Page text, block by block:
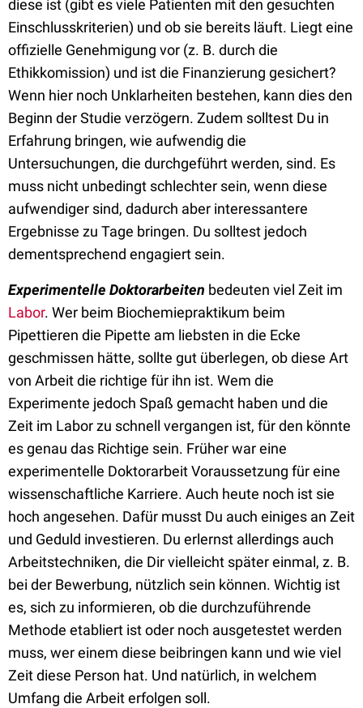
diese ist (gibt es viele Patienten mit den gesuchten
Einschlusskriterien) und ob sie bereits läuft. Liegt eine
offizielle Genehmigung vor (z. B. durch die
Ethikkomission) und ist die Finanzierung gesichert?
Wenn hier noch Unklarheiten bestehen, kann dies den
Beginn der Studie verzögern. Zudem solltest Du in
Erfahrung bringen, wie aufwendig die
Untersuchungen, die durchgeführt werden, sind. Es
muss nicht unbedingt schlechter sein, wenn diese
aufwendiger sind, dadurch aber interessantere
Ergebnisse zu Tage bringen. Du solltest jedoch
dementsprechend engagiert sein.
Experimentelle Doktorarbeiten bedeuten viel Zeit im
Labor. Wer beim Biochemiepraktikum beim
Pipettieren die Pipette am liebsten in die Ecke
geschmissen hätte, sollte gut überlegen, ob diese Art
von Arbeit die richtige für ihn ist. Wem die
Experimente jedoch Spaß gemacht haben und die
Zeit im Labor zu schnell vergangen ist, für den könnte
es genau das Richtige sein. Früher war eine
experimentelle Doktorarbeit Voraussetzung für eine
wissenschaftliche Karriere. Auch heute noch ist sie
hoch angesehen. Dafür musst Du auch einiges an Zeit
und Geduld investieren. Du erlernst allerdings auch
Arbeitstechniken, die Dir vielleicht später einmal, z. B.
bei der Bewerbung, nützlich sein können. Wichtig ist
es, sich zu informieren, ob die durchzuführende
Methode etabliert ist oder noch ausgetestet werden
muss, wer einem diese beibringen kann und wie viel
Zeit diese Person hat. Und natürlich, in welchem
Umfang die Arbeit erfolgen soll.